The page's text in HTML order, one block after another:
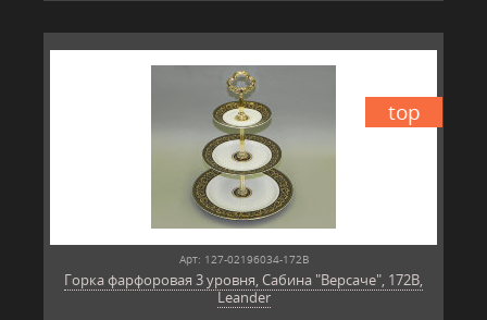
top
Арт: 127-02196034-172B
Горка фарфоровая 3 уровня, Сабина "Версаче", 172B,
Leander